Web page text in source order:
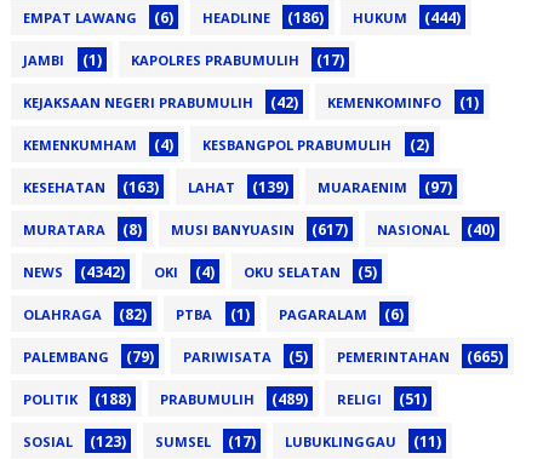
EMPAT LAWANG (6) HEADLINE (186) HUKUM (444)
JAMBI (1) KAPOLRES PRABUMULIH (17)
KEJAKSAAN NEGERI PRABUMULIH (42) KEMENKOMINFO (1)
KEMENKUMHAM (4) KESBANGPOL PRABUMULIH (2)
KESEHATAN (163) LAHAT (139) MUARAENIM (97)
MURATARA (8) MUSI BANYUASIN (617) NASIONAL (40)
NEWS (4342) OKI (4) OKU SELATAN (5)
OLAHRAGA (82) PTBA (1) PAGARALAM (6)
PALEMBANG (79) PARIWISATA (5) PEMERINTAHAN (665)
POLITIK (188) PRABUMULIH (489) RELIGI (51)
SOSIAL (123) SUMSEL (17) LUBUKLINGGAU (11)